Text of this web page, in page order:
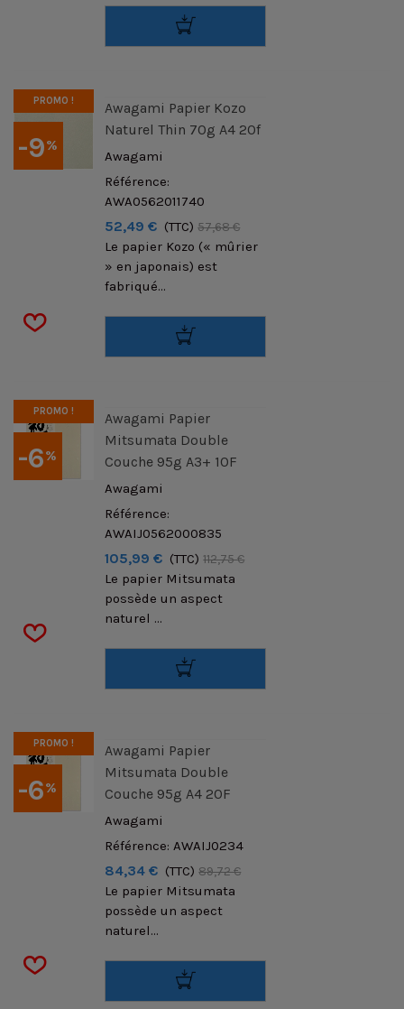
-9%
PROMO !
Awagami Papier Kozo
Naturel Thin 70g A4 20f
Awagami
Référence:
AWA0562011740
52,49 € (TTC) 57,68 €
Le papier Kozo (« mûrier
» en japonais) est
fabriqué...
-6%
PROMO !
Awagami Papier
Mitsumata Double
Couche 95g A3+ 10F
Awagami
Référence:
AWAIJ0562000835
105,99 € (TTC) 112,75 €
Le papier Mitsumata
possède un aspect
naturel ...
-6%
PROMO !
Awagami Papier
Mitsumata Double
Couche 95g A4 20F
Awagami
Référence: AWAIJ0234
84,34 € (TTC) 89,72 €
Le papier Mitsumata
possède un aspect
naturel...